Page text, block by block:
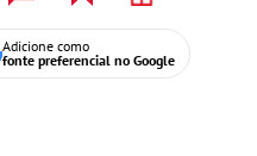
Adicione como
fonte preferencial no Google